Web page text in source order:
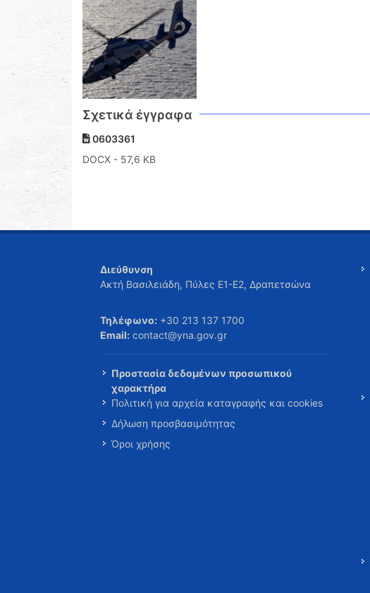
Σχετικά έγγραφα
0603361
DOCX - 57,6 KB
Διεύθυνση
Ακτή Βασιλειάδη, Πύλες Ε1-Ε2, Δραπετσώνα
Τηλέφωνο: +30 213 137 1700
Email: contact@yna.gov.gr
Προστασία δεδομένων προσωπικού
χαρακτήρα
Πολιτική για αρχεία καταγραφής και cookies
Δήλωση προσβασιμότητας
Όροι χρήσης